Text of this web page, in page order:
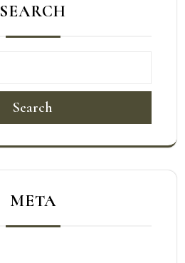
SEARCH
Search
META